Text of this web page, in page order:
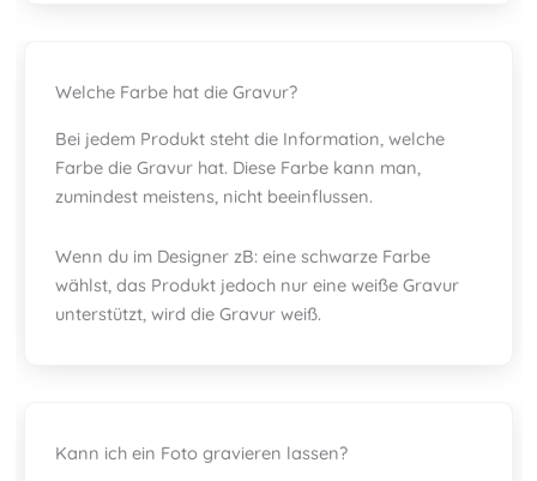
Welche Farbe hat die Gravur?
Bei jedem Produkt steht die Information, welche
Farbe die Gravur hat. Diese Farbe kann man,
zumindest meistens, nicht beeinflussen.
Wenn du im Designer zB: eine schwarze Farbe
wählst, das Produkt jedoch nur eine weiße Gravur
unterstützt, wird die Gravur weiß.
Kann ich ein Foto gravieren lassen?